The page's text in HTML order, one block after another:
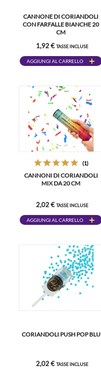
CANNONE DI CORIANDOLI
CON FARFALLE BIANCHE 20
CM
1,92 € TASSE INCLUSE
AGGIUNGI AL CARRELLO
(1)
CANNONI DI CORIANDOLI
MIX DA 20 CM
2,02 € TASSE INCLUSE
AGGIUNGI AL CARRELLO
CORIANDOLI PUSH POP BLU
2,02 € TASSE INCLUSE